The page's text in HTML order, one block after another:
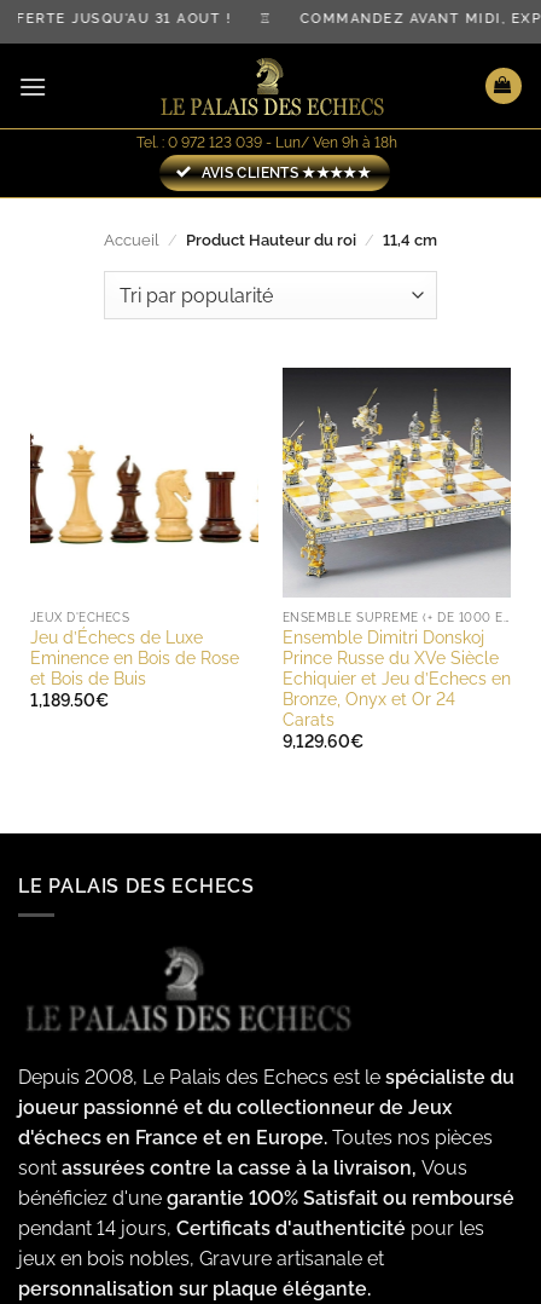
Passer
au
contenu
JUSQU'AU 31 AOÛT ! ♖ COMMANDEZ AVANT MIDI,
Tel. : 0 972 123 039 - Lun/ Ven 9h à 18h
AVIS CLIENTS ★★★★★
Accueil / Product Hauteur du roi / 11,4 cm
JEUX D'ECHECS
Jeu d’Échecs de Luxe
Eminence en Bois de Rose
et Bois de Buis
1,189.50€
Ensemble Dimitri Donskoj
Prince Russe du XVe Siècle
Echiquier et Jeu d’Echecs en
Bronze, Onyx et Or 24
Carats
9,129.60€
LE PALAIS DES ECHECS
Depuis 2008, Le Palais des Echecs est le spécialiste du
joueur passionné et du collectionneur de Jeux
d'échecs en France et en Europe. Toutes nos pièces
sont assurées contre la casse à la livraison, Vous
bénéficiez d'une garantie 100% Satisfait ou remboursé
pendant 14 jours, Certificats d'authenticité pour les
jeux en bois nobles, Gravure artisanale et
personnalisation sur plaque élégante.